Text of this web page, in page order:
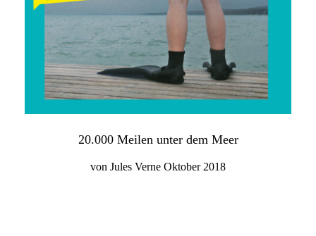
20.000 Meilen unter dem Meer
von Jules Verne Oktober 2018